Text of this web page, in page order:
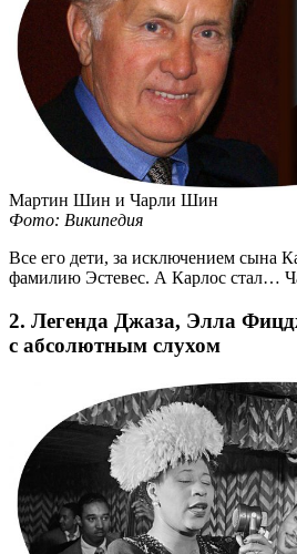
Мартин Шин и Чарли Шин
Фото: Википедия
Все его дети, за исключением сына
фамилию Эстевес. А Карлос стал…
2. Легенда Джаза, Элла
с абсолютным слухом